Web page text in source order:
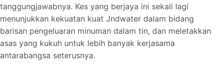
tanggungjawabnya. Kes yang berjaya ini sekali lagi
menunjukkan kekuatan kuat Jndwater dalam bidang
barisan pengeluaran minuman dalam tin, dan meletakkan
asas yang kukuh untuk lebih banyak kerjasama
antarabangsa seterusnya.